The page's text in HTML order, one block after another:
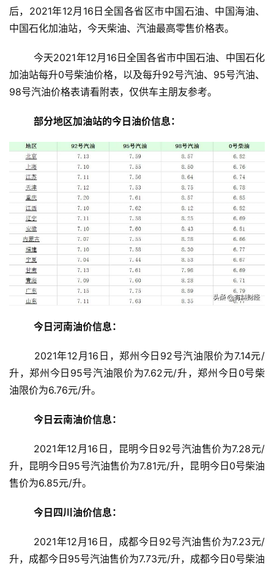
投
日
好
诗
后，2021年12月16日全国各省区市中国石油、中国海油、
中国石化加油站，今天柴油、汽油最高零售价格表。
	今天2021年12月16日全国各省市中国石油、中国石化
加油站每升0号柴油价格，以及每升92号汽油、95号汽油、
98号汽油价格表请看附表，仅供车主朋友参考。
部分地区加油站的今日油价信息：
今日河南油价信息：
2021年12月16日，郑州今日92号汽油限价为7.14元/
升，郑州今日95号汽油限价为7.62元/升，郑州今日0号柴
油限价为6.76元/升。
今日云南油价信息：
2021年12月16日，昆明今日 92号汽油售价为7.28元/
升，昆明今日95号汽油售价为7.81元/升，昆明今日0号柴油
售价为6.85元/升。
今日四川油价信息：
2021年12月16日，成都今日92号汽油售价为7.23元/
升，成都今日95号汽油售价为7.73元/升，成都今日0号柴油